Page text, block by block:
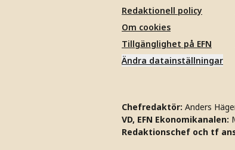
Redaktionell policy
Om cookies
Tillgänglighet på EFN
Ändra datainställningar
Chefredaktör: Anders
VD, EFN Ekonomikanalen:
Redaktionschef och tf